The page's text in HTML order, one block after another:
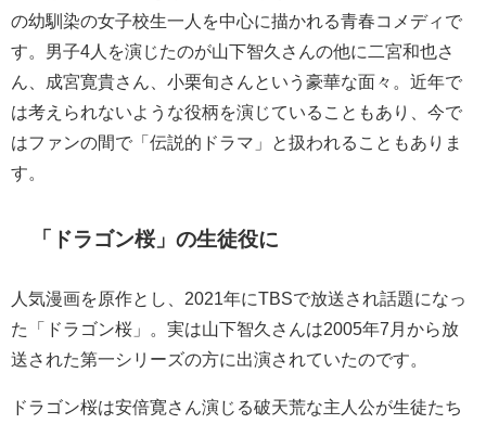
の幼馴染の女子校生一人を中心に描かれる青春コメディで
す。男子4人を演じたのが山下智久さんの他に二宮和也さ
ん、成宮寛貴さん、小栗旬さんという豪華な面々。近年で
は考えられないような役柄を演じていることもあり、今で
はファンの間で「伝説的ドラマ」と扱われることもありま
す。
「ドラゴン桜」の生徒役に
人気漫画を原作とし、2021年にTBSで放送され話題になっ
た「ドラゴン桜」。実は山下智久さんは2005年7月から放
送された第一シリーズの方に出演されていたのです。
ドラゴン桜は安倍寛さん演じる破天荒な主人公が生徒たち